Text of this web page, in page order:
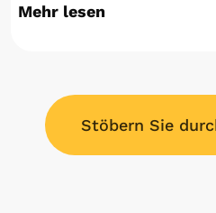
Mehr lesen
Stöbern Sie